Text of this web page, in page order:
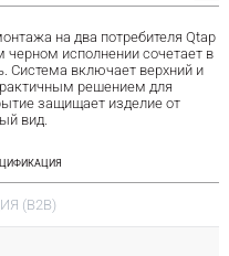
на два потребителя Qtap
черном исполнении сочетает в
Система включает верхний и
решением для
защищает изделие от
вид.
(B2B)